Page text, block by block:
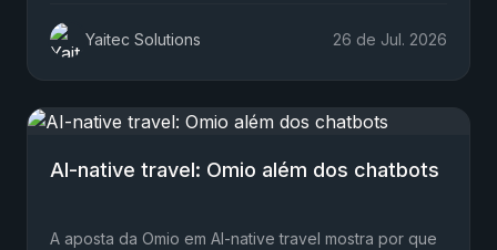
Yaitec Solutions 26 de Jul. 2026
AI-native travel: Omio além dos chatbots
A aposta da Omio em AI-native travel mostra por que